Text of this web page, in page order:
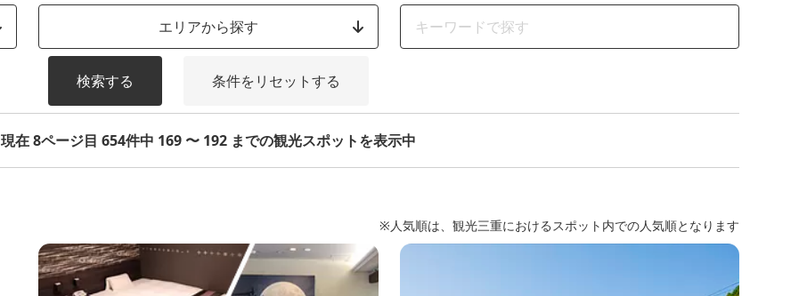
エリアから探す
検索する 条件をリセットする
現在 8ページ目 654件中 169 〜 192 までの観光スポットを表示中
※人気順は、観光三重におけるスポット内での人気順となります